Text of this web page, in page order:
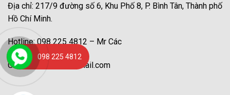
Địa chỉ: 217/9 đường số 6, Khu Phố 8, P. Bình Tân, Thành phố
Hồ Chí Minh.
Hotline: 098 225 4812 – Mr Các
Gmail: congtycaf@gmail.com
098 225 4812